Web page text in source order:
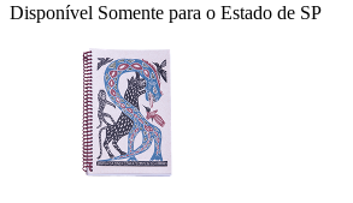
Disponível Somente para o Estado de SP